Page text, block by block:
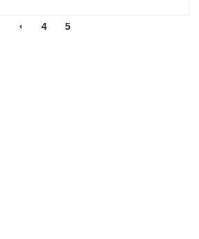
‹ 4 5